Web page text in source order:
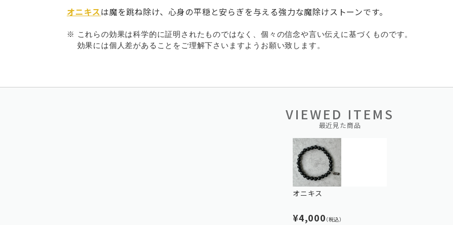
オニキスは魔を跳ね除け、心身の平穏と安らぎを与える強力な魔除けストーンです。
※ これらの効果は科学的に証明されたものではなく、個々の信念や言い伝えに基づくものです。
効果には個人差があることをご理解下さいますようお願い致します。
VIEWED ITEMS
最近見た商品
オニキス
¥4,000（税込）